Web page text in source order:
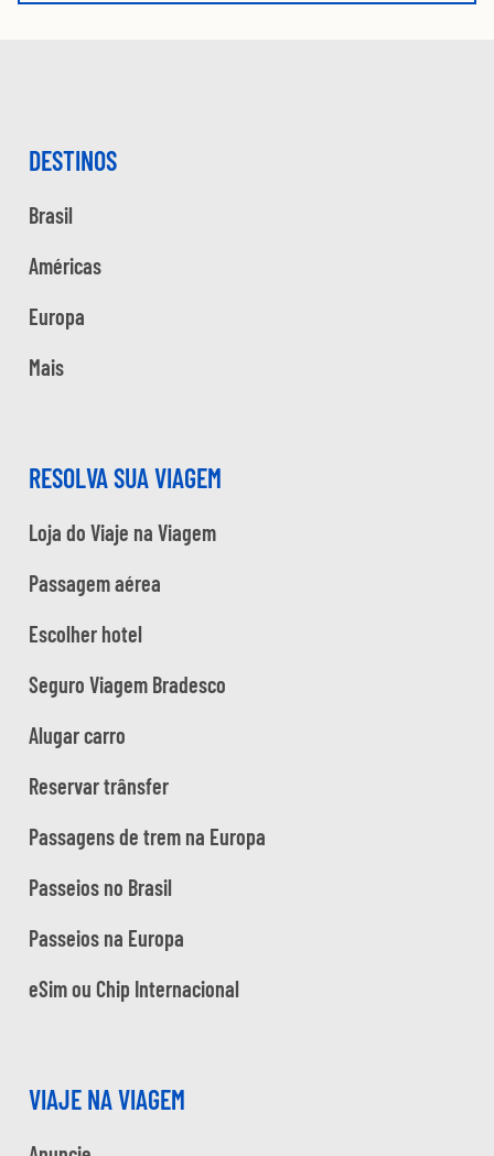
DESTINOS
Brasil
Américas
Europa
Mais
RESOLVA SUA VIAGEM
Loja do Viaje na Viagem
Passagem aérea
Escolher hotel
Seguro Viagem Bradesco
Alugar carro
Reservar trânsfer
Passagens de trem na Europa
Passeios no Brasil
Passeios na Europa
eSim ou Chip Internacional
VIAJE NA VIAGEM